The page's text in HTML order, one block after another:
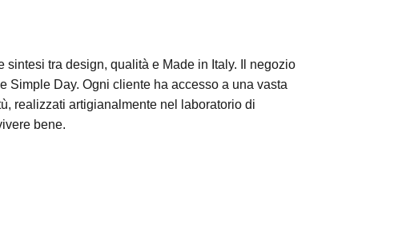
tra design, qualità e Made in Italy. Il negozio
Simple Day. Ogni cliente ha accesso a una vasta
realizzati artigianalmente nel laboratorio di
bene.